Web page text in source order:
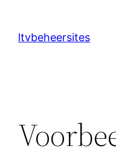
ltvbeheersites